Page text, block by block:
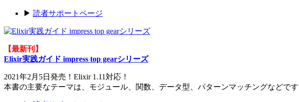
▶ 読者サポートページ
【最新刊】
Elixir実践ガイド impress top gearシリーズ
2021年2月5日発売！Elixir 1.11対応！
本書の主要なテーマは、モジュール、関数、データ型、パターンマッチングなどです